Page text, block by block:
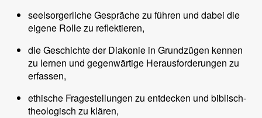
seelsorgerliche Gespräche zu führen und dabei die
eigene Rolle zu reflektieren,
die Geschichte der Diakonie in Grundzügen kennen
zu lernen und gegenwärtige Herausforderungen zu
erfassen,
ethische Fragestellungen zu entdecken und biblisch-
theologisch zu klären,